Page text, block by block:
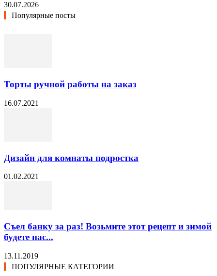
30.07.2026
Популярные посты
Торты ручной работы на заказ
16.07.2021
Дизайн для комнаты подростка
01.02.2021
Съел банку за раз! Возьмите этот рецепт и зимой
будете нас...
13.11.2019
ПОПУЛЯРНЫЕ КАТЕГОРИИ